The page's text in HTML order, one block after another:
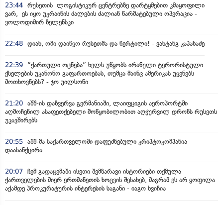
23:44 რუსეთის ლოგისტიკურ ცენტრებზე დარტყმებით კმაყოფილი
ვარ, ეს იყო უკრაინის ძალების ძალიან წარმატებული ოპერაცია -
ვოლოდიმირ ზელენსკი
22:48 დიახ, ომი დაიწყო რუსეთმა და წერტილი! - ვახტანგ კაპანაძე
22:39
“ქართული ოცნება” ხელს უწყობს ირანული ტერორისტული
ქსელების უკანონო გაფართოებას, თუმცა მაინც ამერიკას უყენებს
მოთხოვნებს? - ჯო უილსონი
21:20 აშშ-ის დაზვერვა გერმანიაში, ლაიფციგის აეროპორტში
აღმოჩენილ ასაფეთქებელი მოწყობილობით აღჭურვილ დრონს რუსეთს
უკავშირებს
20:55 აშშ-მა საქართველოში დაფუძნებული კრიპტოკომპანია
დაასანქცირა
20:07 ჩემ გადაცემაში ისეთი შემზარავი ისტორიები თქმულა
ქართველების მიერ ერთმანეთის ხოცვის შესახებ, მაგრამ ეს არ ყოფილა
აქამდე პროკურატურის ინტერესის საგანი - იაგო ხვიჩია